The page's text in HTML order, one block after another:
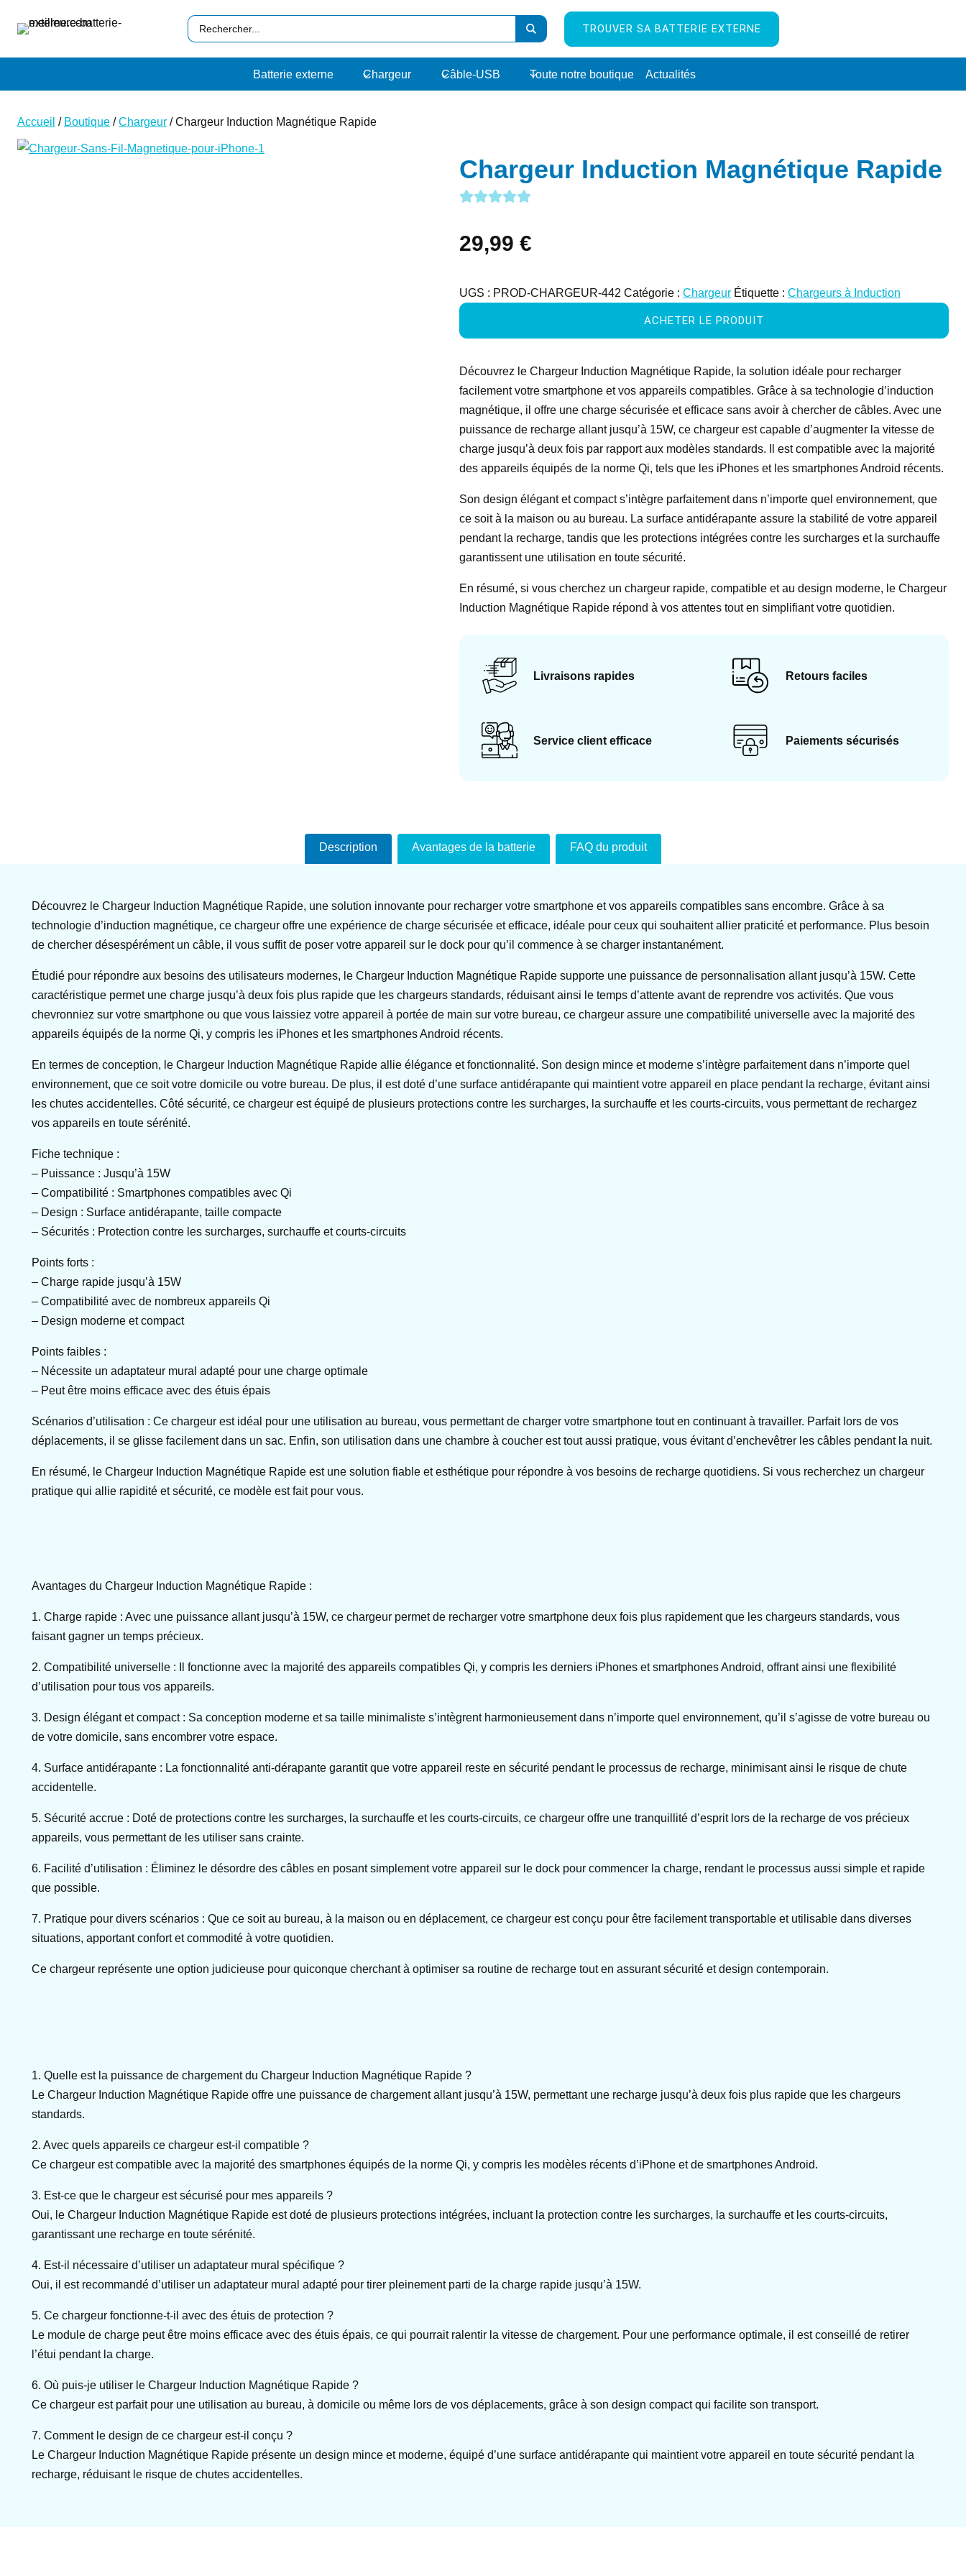
Search
…
TROUVER SA BATTERIE EXTERNE
Batterie externe Chargeur Câble-USB Toute notre boutique Actualités
Accueil / Boutique / Chargeur / Chargeur Induction Magnétique Rapide
Chargeur Induction Magnétique Rapide
29,99€
UGS : PROD-CHARGEUR-442 Catégorie :Chargeur Étiquette :Chargeurs à Induction
ACHETER LE PRODUIT
Découvrez le Chargeur Induction Magnétique Rapide, la solution idéale pour recharger
facilement votre smartphone et vos appareils compatibles. Grâce à sa technologie d’induction
magnétique, il offre une charge sécurisée et efficace sans avoir à chercher de câbles. Avec une
puissance de recharge allant jusqu’à 15W, ce chargeur est capable d’augmenter la vitesse de
charge jusqu’à deux fois par rapport aux modèles standards. Il est compatible avec la majorité
des appareils équipés de la norme Qi, tels que les iPhones et les smartphones Android récents.
Son design élégant et compact s’intègre parfaitement dans n’importe quel environnement, que
ce soit à la maison ou au bureau. La surface antidérapante assure la stabilité de votre appareil
pendant la recharge, tandis que les protections intégrées contre les surcharges et la surchauffe
garantissent une utilisation en toute sécurité.
En résumé, si vous cherchez un chargeur rapide, compatible et au design moderne, le Chargeur
Induction Magnétique Rapide répond à vos attentes tout en simplifiant votre quotidien.
Livraisons rapides Retours faciles
Service client efficace Paiements sécurisés
Description Avantages de la batterie FAQ du produit
Découvrez le Chargeur Induction Magnétique Rapide, une solution innovante pour recharger votre smartphone et vos appareils compatibles sans encombre. Grâce à sa
technologie d’induction magnétique, ce chargeur offre une expérience de charge sécurisée et efficace, idéale pour ceux qui souhaitent allier praticité et performance. Plus besoin
de chercher désespérément un câble, il vous suffit de poser votre appareil sur le dock pour qu’il commence à se charger instantanément.
Étudié pour répondre aux besoins des utilisateurs modernes, le Chargeur Induction Magnétique Rapide supporte une puissance de personnalisation allant jusqu’à 15W. Cette
caractéristique permet une charge jusqu’à deux fois plus rapide que les chargeurs standards, réduisant ainsi le temps d’attente avant de reprendre vos activités. Que vous
chevronniez sur votre smartphone ou que vous laissiez votre appareil à portée de main sur votre bureau, ce chargeur assure une compatibilité universelle avec la majorité des
appareils équipés de la norme Qi, y compris les iPhones et les smartphones Android récents.
En termes de conception, le Chargeur Induction Magnétique Rapide allie élégance et fonctionnalité. Son design mince et moderne s’intègre parfaitement dans n’importe quel
environnement, que ce soit votre domicile ou votre bureau. De plus, il est doté d’une surface antidérapante qui maintient votre appareil en place pendant la recharge, évitant ainsi
les chutes accidentelles. Côté sécurité, ce chargeur est équipé de plusieurs protections contre les surcharges, la surchauffe et les courts-circuits, vous permettant de rechargez
vos appareils en toute sérénité.
Fiche technique :
– Puissance : Jusqu’à 15W
– Compatibilité : Smartphones compatibles avec Qi
– Design : Surface antidérapante, taille compacte
– Sécurités : Protection contre les surcharges, surchauffe et courts-circuits
Points forts :
– Charge rapide jusqu’à 15W
– Compatibilité avec de nombreux appareils Qi
– Design moderne et compact
Points faibles :
– Nécessite un adaptateur mural adapté pour une charge optimale
– Peut être moins efficace avec des étuis épais
Scénarios d’utilisation : Ce chargeur est idéal pour une utilisation au bureau, vous permettant de charger votre smartphone tout en continuant à travailler. Parfait lors de vos
déplacements, il se glisse facilement dans un sac. Enfin, son utilisation dans une chambre à coucher est tout aussi pratique, vous évitant d’enchevêtrer les câbles pendant la nuit.
En résumé, le Chargeur Induction Magnétique Rapide est une solution fiable et esthétique pour répondre à vos besoins de recharge quotidiens. Si vous recherchez un chargeur
pratique qui allie rapidité et sécurité, ce modèle est fait pour vous.
Avantages du Chargeur Induction Magnétique Rapide :
1. Charge rapide : Avec une puissance allant jusqu’à 15W, ce chargeur permet de recharger votre smartphone deux fois plus rapidement que les chargeurs standards, vous
faisant gagner un temps précieux.
2. Compatibilité universelle : Il fonctionne avec la majorité des appareils compatibles Qi, y compris les derniers iPhones et smartphones Android, offrant ainsi une flexibilité
d’utilisation pour tous vos appareils.
3. Design élégant et compact : Sa conception moderne et sa taille minimaliste s’intègrent harmonieusement dans n’importe quel environnement, qu’il s’agisse de votre bureau ou
de votre domicile, sans encombrer votre espace.
4. Surface antidérapante : La fonctionnalité anti-dérapante garantit que votre appareil reste en sécurité pendant le processus de recharge, minimisant ainsi le risque de chute
accidentelle.
5. Sécurité accrue : Doté de protections contre les surcharges, la surchauffe et les courts-circuits, ce chargeur offre une tranquillité d’esprit lors de la recharge de vos précieux
appareils, vous permettant de les utiliser sans crainte.
6. Facilité d’utilisation : Éliminez le désordre des câbles en posant simplement votre appareil sur le dock pour commencer la charge, rendant le processus aussi simple et rapide
que possible.
7. Pratique pour divers scénarios : Que ce soit au bureau, à la maison ou en déplacement, ce chargeur est conçu pour être facilement transportable et utilisable dans diverses
situations, apportant confort et commodité à votre quotidien.
Ce chargeur représente une option judicieuse pour quiconque cherchant à optimiser sa routine de recharge tout en assurant sécurité et design contemporain.
1. Quelle est la puissance de chargement du Chargeur Induction Magnétique Rapide ?
Le Chargeur Induction Magnétique Rapide offre une puissance de chargement allant jusqu’à 15W, permettant une recharge jusqu’à deux fois plus rapide que les chargeurs
standards.
2. Avec quels appareils ce chargeur est-il compatible ?
Ce chargeur est compatible avec la majorité des smartphones équipés de la norme Qi, y compris les modèles récents d’iPhone et de smartphones Android.
3. Est-ce que le chargeur est sécurisé pour mes appareils ?
Oui, le Chargeur Induction Magnétique Rapide est doté de plusieurs protections intégrées, incluant la protection contre les surcharges, la surchauffe et les courts-circuits,
garantissant une recharge en toute sérénité.
4. Est-il nécessaire d’utiliser un adaptateur mural spécifique ?
Oui, il est recommandé d’utiliser un adaptateur mural adapté pour tirer pleinement parti de la charge rapide jusqu’à 15W.
5. Ce chargeur fonctionne-t-il avec des étuis de protection ?
Le module de charge peut être moins efficace avec des étuis épais, ce qui pourrait ralentir la vitesse de chargement. Pour une performance optimale, il est conseillé de retirer
l’étui pendant la charge.
6. Où puis-je utiliser le Chargeur Induction Magnétique Rapide ?
Ce chargeur est parfait pour une utilisation au bureau, à domicile ou même lors de vos déplacements, grâce à son design compact qui facilite son transport.
7. Comment le design de ce chargeur est-il conçu ?
Le Chargeur Induction Magnétique Rapide présente un design mince et moderne, équipé d’une surface antidérapante qui maintient votre appareil en toute sécurité pendant la
recharge, réduisant le risque de chutes accidentelles.